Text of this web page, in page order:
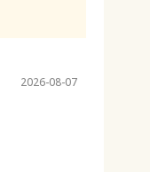
2026-08-07